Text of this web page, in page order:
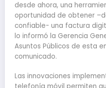
desde ahora, una
oportunidad de obtener
confiable- una factura
lo informó la Gerencia
Asuntos Públicos de esta
comunicado.
Las innovaciones